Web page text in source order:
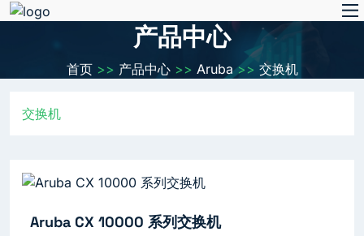
产品中心
首页>> 产品中心>> Aruba>> 交换机
交换机
Aruba CX 10000 系列交换机